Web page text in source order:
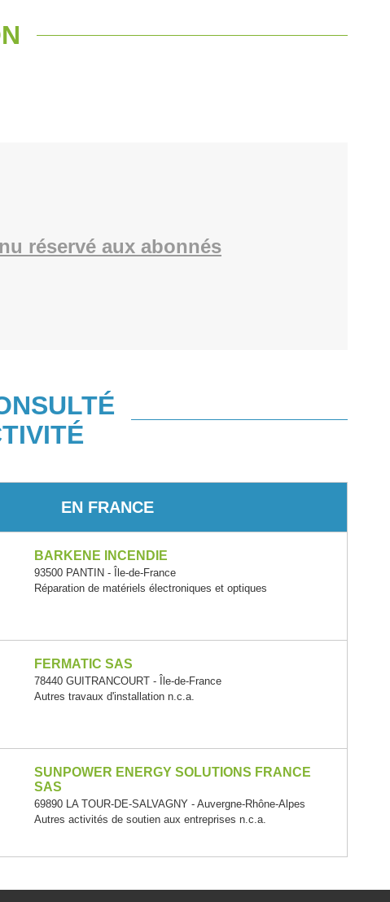
réservé aux abonnés
EN FRANCE
BARKENE INCENDIE
93500 PANTIN - Île-de-France
Réparation de matériels électroniques et optiques
FERMATIC SAS
78440 GUITRANCOURT - Île-de-France
Autres travaux d'installation n.c.a.
SUNPOWER ENERGY SOLUTIONS FRANCE
SAS
69890 LA TOUR-DE-SALVAGNY - Auvergne-Rhône-Alpes
Autres activités de soutien aux entreprises n.c.a.